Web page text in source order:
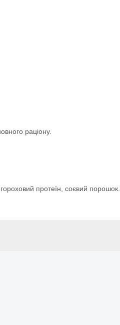
раціону.
протеїн, соєвий порошок.